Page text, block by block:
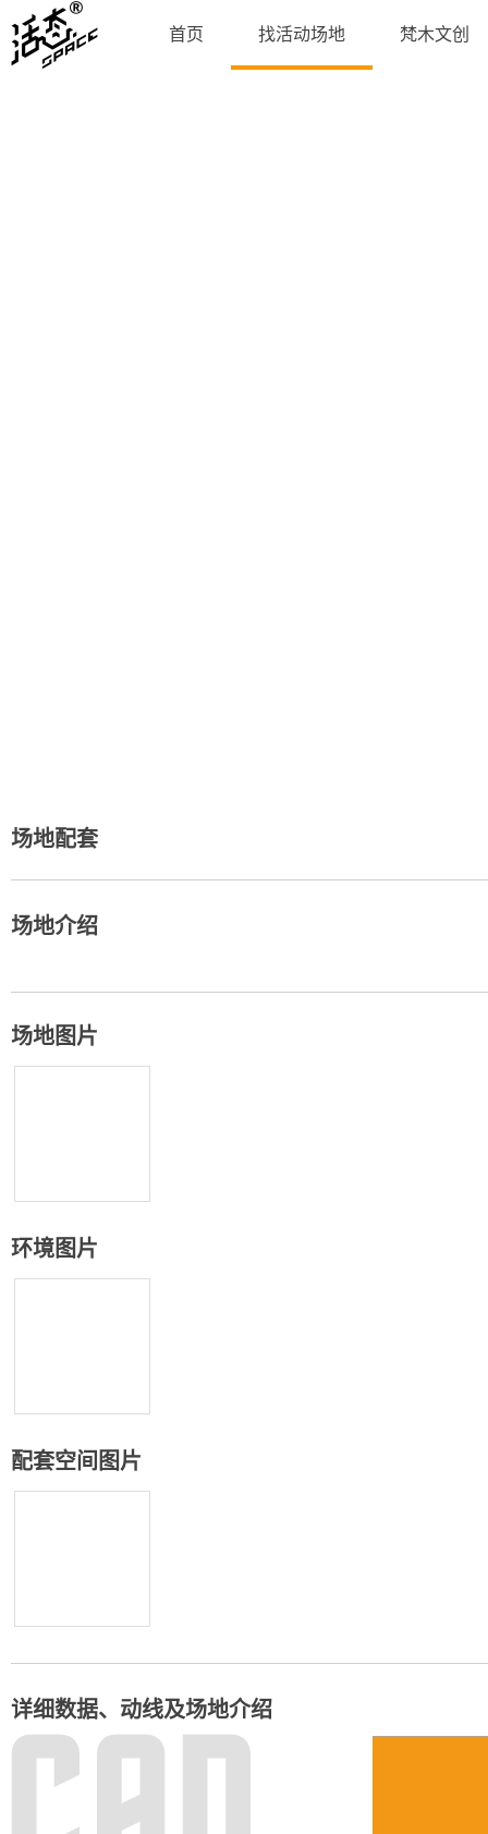
首页 找活动场地 梵木文创
场地配套
场地介绍
场地图片
环境图片
配套空间图片
详细数据、动线及场地介绍